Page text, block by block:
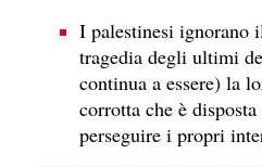
I palestinesi ignorano
tragedia degli ultimi
continua a essere) la
corrotta che è
perseguire i propri